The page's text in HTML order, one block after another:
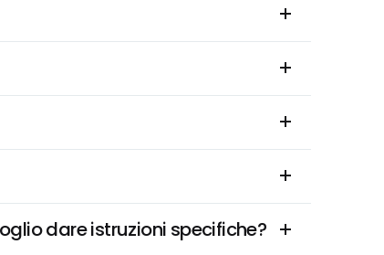
dare istruzioni specifiche?